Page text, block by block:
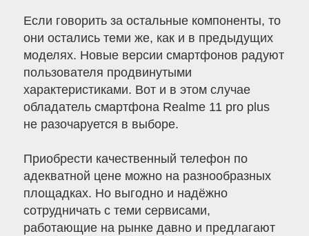
Если говорить за остальные компоненты, то
они остались теми же, как и в предыдущих
моделях. Новые версии смартфонов радуют
пользователя продвинутыми
характеристиками. Вот и в этом случае
обладатель смартфона Realme 11 pro plus
не разочаруется в выборе.
Приобрести качественный телефон по
адекватной цене можно на разнообразных
площадках. Но выгодно и надёжно
сотрудничать с теми сервисами,
работающие на рынке давно и предлагают